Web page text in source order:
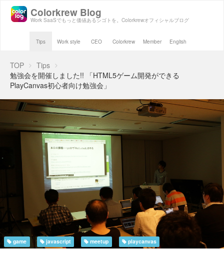
Work SaaSでもっと価値あるシゴトを。Colorkrewオフィシャルブログ
Colorkrew Blog
Tips Work style CEO Colorkrew Member English
TOP
Tips
勉強会を開催しました!! 「HTML5ゲーム開発ができる
PlayCanvas初心者向け勉強会」
game javascript meetup playcanvas